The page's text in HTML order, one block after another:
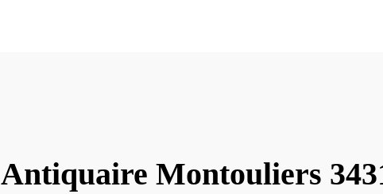
Antiquaire Montouliers